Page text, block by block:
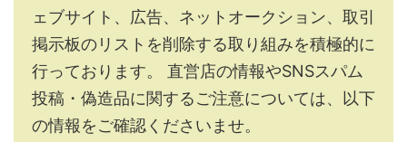
ェブサイト、広告、ネットオークション、取引
掲示板のリストを削除する取り組みを積極的に
行っております。 直営店の情報やSNSスパム
投稿・偽造品に関するご注意については、以下
の情報をご確認くださいませ。